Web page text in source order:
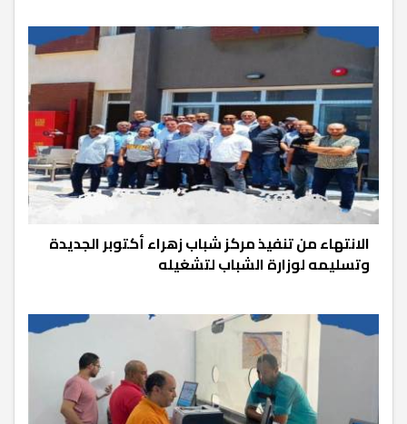
الانتهاء من تنفيذ مركز شباب زهراء أكتوبر الجديدة
وتسليمه لوزارة الشباب لتشغيله